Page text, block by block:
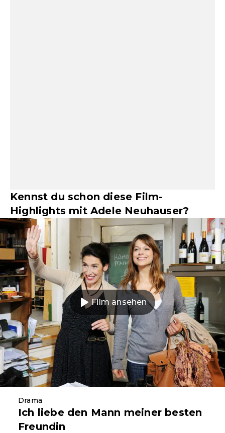
Kennst du schon diese Film-
Highlights mit Adele Neuhauser?
Film ansehen
Drama
Ich liebe den Mann meiner besten
Freundin